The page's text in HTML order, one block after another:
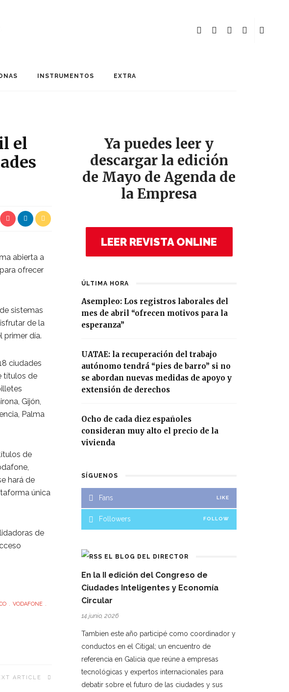
INSTRUMENTOS EXTRA
el
abierta a
ofrecer
sistemas
de la
primer día.
ciudades
títulos de
Gijón,
Palma
de
hará de
única
de
VODAFONE
ARTICLE
Ya puedes leer y
descargar la edición
de Mayo de Agenda de
la Empresa
LEER REVISTA ONLINE
ÚLTIMA HORA
Asempleo: Los registros laborales del
mes de abril “ofrecen motivos para la
esperanza”
UATAE: la recuperación del trabajo
autónomo tendrá “pies de barro” si no
se abordan nuevas medidas de apoyo y
extensión de derechos
Ocho de cada diez españoles
consideran muy alto el precio de la
vivienda
SÍGUENOS
Fans LIKE
Followers FOLLOW
EL BLOG DEL DIRECTOR
En la II edición del Congreso de
Ciudades Inteligentes y Economía
Circular
14 junio, 2026
Tambien este año participé como coordinador y
conductos en el Citigal; un encuentro de
referencia en Galicia que reúne a empresas
tecnológicas y expertos internacionales para
debatir sobre el futuro de las ciudades y sus